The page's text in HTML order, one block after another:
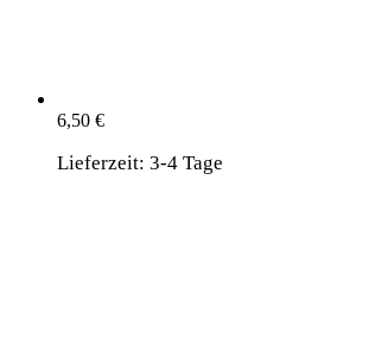
6,50 €
Lieferzeit: 3-4 Tage